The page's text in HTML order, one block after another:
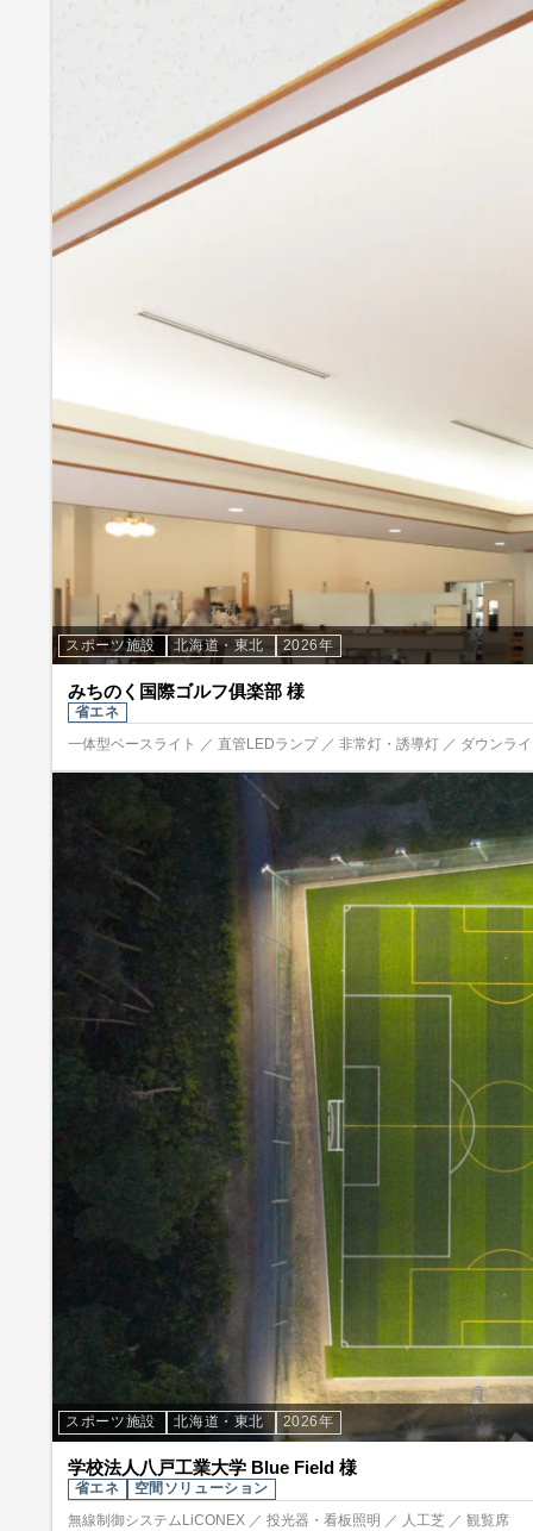
スポーツ施設 北海道・東北 2026年
みちのく国際ゴルフ俱楽部 様
省エネ
一体型ベースライト ／ 直管LEDランプ ／ 非常灯・誘導灯 ／ ダウンラ
スポーツ施設 北海道・東北 2026年
学校法人八戸工業大学 Blue Field 様
省エネ
空間ソリューション
無線制御システムLiCONEX ／ 投光器・看板照明 ／ 人工芝 ／ 観覧席